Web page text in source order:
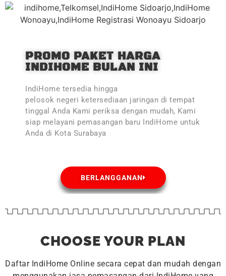
PROMO PAKET HARGA
INDIHOME BULAN INI
IndiHome tersedia hingga
pelosok negeri ketersediaan jaringan di tempat
tinggal Anda Kami periksa dengan mudah, Kami
siap melayani pemasangan baru IndiHome untuk
Anda di Kota Surabaya
BERLANGGANAN
CHOOSE YOUR PLAN
Daftar IndiHome Online secara cepat dan mudah dengan